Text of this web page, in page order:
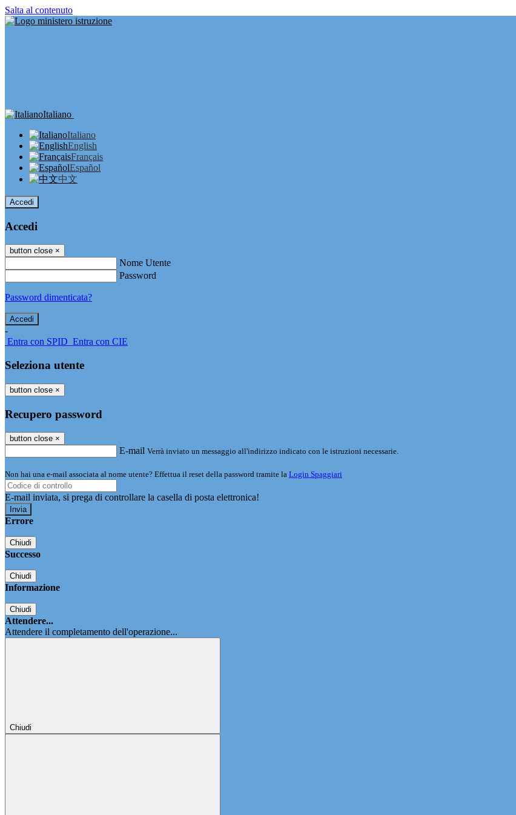
Salta al contenuto
Italiano
Italiano
English
Français
Español
中文
Accedi
Accedi
button close ×
Nome Utente
Password
Password dimenticata?
-
Entra con SPID Entra con CIE
Seleziona utente
button close ×
Recupero password
button close ×
E-mail Verrà inviato un messaggio all'indirizzo indicato con le istruzioni necessarie.
Non hai una e-mail associata al nome utente? Effettua il reset della password tramite la Login Spaggiari
E-mail inviata, si prega di controllare la casella di posta elettronica!
Errore
Chiudi
Successo
Chiudi
Informazione
Chiudi
Attendere...
Attendere il completamento dell'operazione...
Chiudi